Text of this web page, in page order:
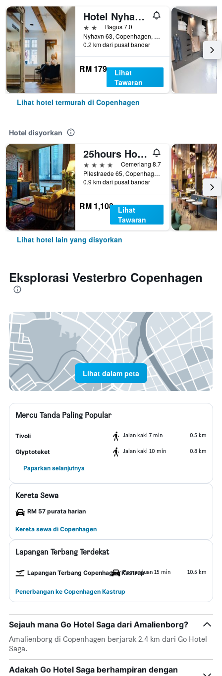
Hotel Nyhavn63
2 bintangBagus 7.0
Nyhavn 63, Copenhagen, Capital Region, Denmark
0.2 km dari pusat bandar
RM 179
Lihat
Tawaran
Lihat hotel termurah di Copenhagen
Hotel disyorkan
25hours Hotel Indre By
4 bintang
Cemerlang 8.7
Pilestraede 65, Copenhagen, Capital Region, Denmark
0.9 km dari pusat bandar
RM 1,108 Lihat
Tawaran
Lihat hotel lain yang disyorkan
Eksplorasi Vesterbro Copenhagen
Lihat dalam peta
Mercu Tanda Paling Popular
Tivoli Jalan kaki 7 min 0.5 km
Glyptoteket Jalan kaki 10 min 0.8 km
Paparkan selanjutnya
Kereta Sewa
RM 57 purata harian
Kereta sewa di Copenhagen
Lapangan Terbang Terdekat
Lapangan Terbang Copenhagen KastrupPemanduan 15 min 10.5 km
Penerbangan ke Copenhagen Kastrup
Sejauh mana Go Hotel Saga dari Amalienborg?
Amalienborg di Copenhagen berjarak 2.4 km dari Go Hotel
Saga.
Adakah Go Hotel Saga berhampiran dengan